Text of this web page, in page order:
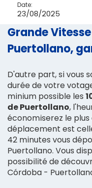
Date:
23/08/2025
Grande
Puertollano,
D'autre part, si vous
durée de votre
minium possible les
de Puertollano,
économiserez le
déplacement est
42 minutes vous
Puertollano. Vous
possibilité de
Córdoba -